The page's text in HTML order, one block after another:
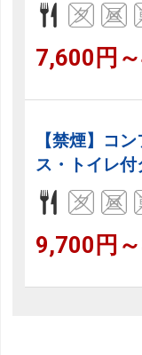
7,600円
【禁煙】コ
ス・トイレ付
9,700円